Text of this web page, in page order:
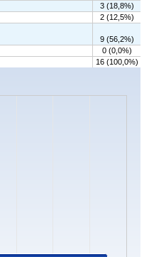
3 (18,8%)
2 (12,5%)
9 (56,2%)
0 (0,0%)
16 (100,0%)